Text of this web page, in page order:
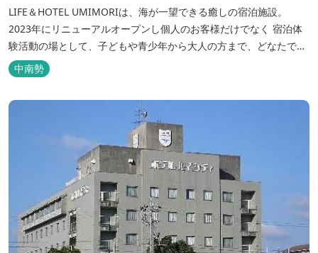
LIFE＆HOTEL UMIMORIは、海が一望できる癒しの宿泊施設。
2023年にリニューアルオープンし個人のお客様だけでなく 宿泊体
験活動の場として、子どもや青少年から大人の方まで、どなたでも
ご利用いただけます。 ヨットやボート・カヤックをはじめとするマ
リンアクティビティや併設する海の乗馬倶楽部エルカバージョでの
乗馬体験が可能！ 小中学生や団体様向けに海の自然体験教室も開催
中南勢